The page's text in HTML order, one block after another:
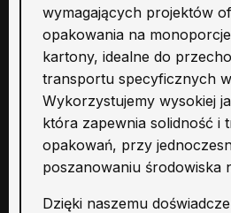
wymagających projektów
opakowania na monoporcje
kartony, idealne do
transportu specyficznych
Wykorzystujemy wysokiej
która zapewnia solidność i
opakowań, przy
poszanowaniu środowiska
Dzięki naszemu